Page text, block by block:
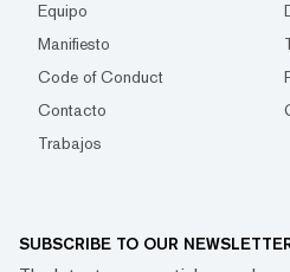
Equipo
Manifiesto
Code of Conduct
Contacto
Trabajos
SUBSCRIBE TO OUR